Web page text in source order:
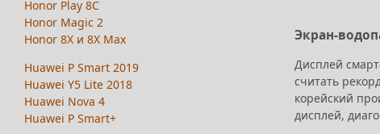
Экран-
Дисплей
считать
корейский
дисплей,
Honor Play 8C
Honor Magic 2
Honor 8X и 8X Max
Huawei P Smart 2019
Huawei Y5 Lite 2018
Huawei Nova 4
Huawei P Smart+